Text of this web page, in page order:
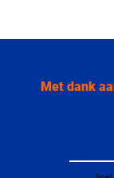
Met dank